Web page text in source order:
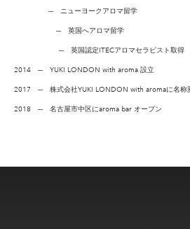
─ ニューヨークアロマ留学
─ 英国へアロマ留学
─ 英国認定ITECアロマセラピスト取得
2014 ─ YUKI LONDON with aroma 設立
2017 ─ 株式会社YUKI LONDON with aromaに名称
2018 ─ 名古屋市中区にaroma bar オープン